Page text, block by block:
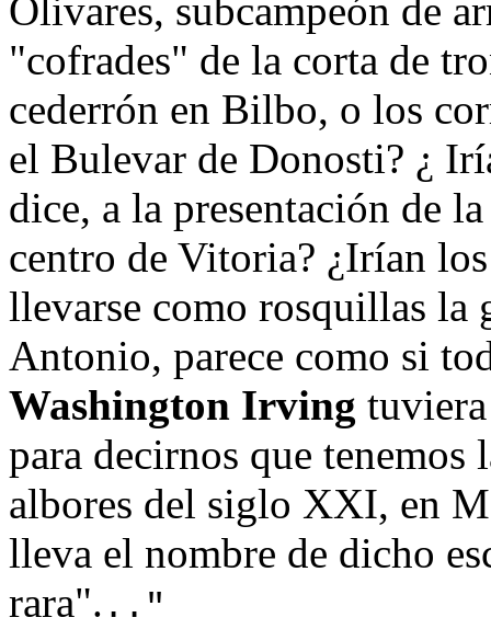
Olivares, subcampeón de
"cofrades" de la corta de
cederrón en Bilbo, o los
el Bulevar de Donosti? ¿
dice, a la presentación de
centro de Vitoria? ¿Irían
llevarse como rosquillas la
Antonio, parece como si
Washington Irving
para decirnos que
albores del siglo XXI, en
lleva el nombre de dicho
rara". .."